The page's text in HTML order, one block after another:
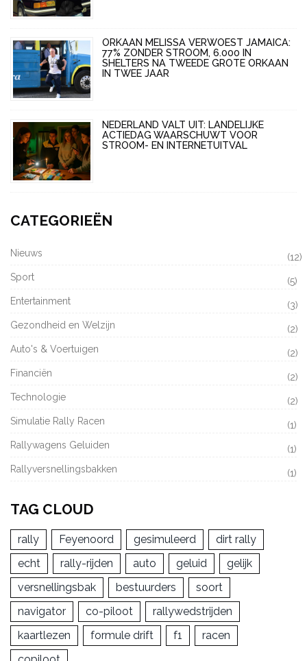
ORKAAN MELISSA VERWOEST JAMAICA:
77% ZONDER STROOM, 6.000 IN
SHELTERS NA TWEEDE GROTE ORKAAN
IN TWEE JAAR
NEDERLAND VALT UIT: LANDELIJKE
ACTIEDAG WAARSCHUWT VOOR
STROOM- EN INTERNETUITVAL
CATEGORIEËN
Nieuws
(12)
Sport
(5)
Entertainment
(3)
Gezondheid en Welzijn
(2)
Auto's & Voertuigen
(2)
Financiën
(2)
Technologie
(2)
Simulatie Rally Racen
(1)
Rallywagens Geluiden
(1)
Rallyversnellingsbakken
(1)
TAG CLOUD
rally Feyenoord gesimuleerd
dirt rally
echt
rally-rijden auto geluid
gelijk
versnellingsbak
bestuurders
soort
navigator
co-piloot
rallywedstrijden
kaartlezen
formule drift f1
racen